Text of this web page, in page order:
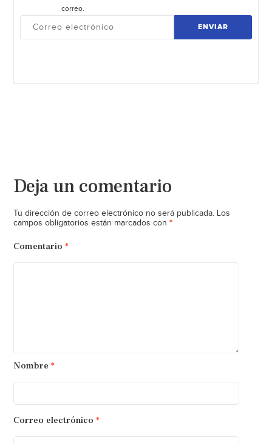
correo.
ENVIAR
Deja un comentario
Tu dirección de correo electrónico no será publicada. Los
campos obligatorios están marcados con *
Comentario *
Nombre *
Correo electrónico *